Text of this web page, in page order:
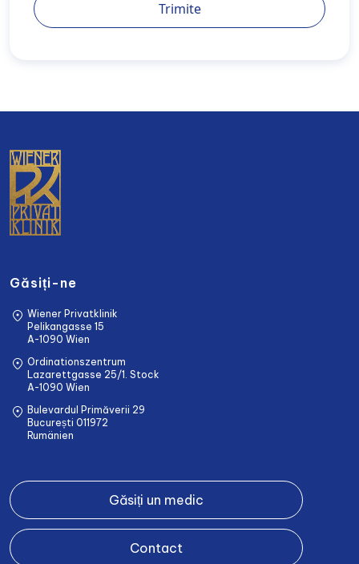
Trimite
Găsiți-ne
Wiener Privatklinik
Pelikangasse 15
A-1090 Wien
Ordinationszentrum
Lazarettgasse 25/1. Stock
A-1090 Wien
Bulevardul Primăverii 29
București 011972
Rumänien
Găsiți un medic
Contact